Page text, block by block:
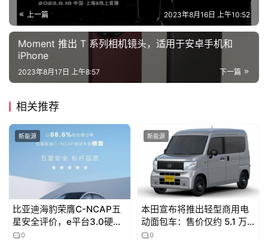
上一篇 2023年8月16日 上午10:52
Moment 推出 T 系列相机镜头，适用于安卓手机和
iPhone
下一篇
2023年8月17日 上午8:57
相关推荐
新能源
比亚迪海豹荣膺C-NCAP五
星安全评价，e平台3.0硬核
技术赋能
0
新能源
本田宣布将推出轻型商用电
动面包车：售价仅约 5.1 万
元，续航 200 公里
0